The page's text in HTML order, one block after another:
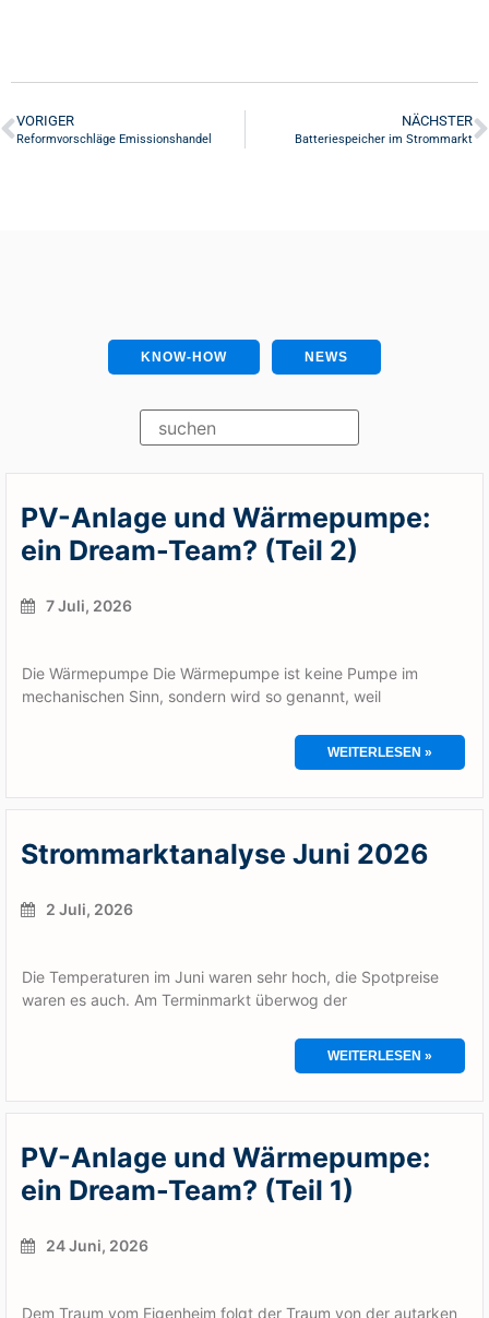
VORIGER
Reformvorschläge Emissionshandel
NÄCHSTER
Batteriespeicher im Strommarkt
KNOW-HOW NEWS
PV-Anlage und Wärmepumpe:
ein Dream-Team? (Teil 2)
7 Juli, 2026
Die Wärmepumpe Die Wärmepumpe ist keine Pumpe im
mechanischen Sinn, sondern wird so genannt, weil
WEITERLESEN »
Strommarktanalyse Juni 2026
2 Juli, 2026
Die Temperaturen im Juni waren sehr hoch, die Spotpreise
waren es auch. Am Terminmarkt überwog der
WEITERLESEN »
PV-Anlage und Wärmepumpe:
ein Dream-Team? (Teil 1)
24 Juni, 2026
Dem Traum vom Eigenheim folgt der Traum von der autarken